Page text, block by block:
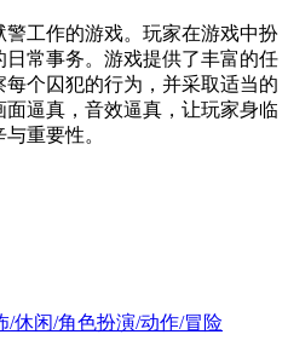
警工作的游戏。玩家在游戏中扮
常事务。游戏提供了丰富的任
个囚犯的行为，并采取适当的
逼真，音效逼真，让玩家身临
重要性。
/休闲/角色扮演/动作/冒险